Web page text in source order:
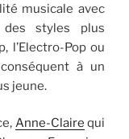
musicale avec
styles plus
l’Electro-Pop ou
à un
jeune.
Anne-Claire qui